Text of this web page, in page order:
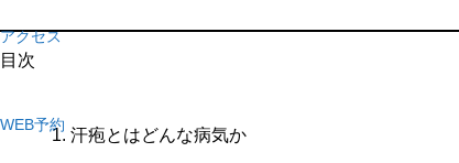
アクセス
WEB予約
目次
汗疱とはどんな病気か